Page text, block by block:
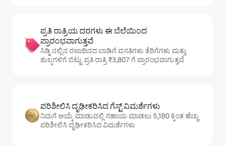
ಪ್ರತಿ ರಾತ್ರಿಯ ದರಗಳು ಈ ಬೆಲೆಯಿಂದ
ಪ್ರಾರಂಭವಾಗುತ್ತವೆ
ಸಿಡ್ನಿ ನಲ್ಲಿನ ರಜಾದಿನದ ಬಾಡಿಗೆ ವಸತಿಗಳು ತೆರಿಗೆಗಳು ಮತ್ತು
ಶುಲ್ಕಗಳಿಗೆ ಬಿಟ್ಟು ಪ್ರತಿ ರಾತ್ರಿ ₹3,807 ಗೆ ಪ್ರಾರಂಭವಾಗುತ್ತವೆ
ಪರಿಶೀಲಿಸಿ ದೃಢೀಕರಿಸಿದ ಗೆಸ್ಟ್ ವಿಮರ್ಶೆಗಳು
ನಿಮಗೆ ಆಯ್ಕೆ ಮಾಡುವಲ್ಲಿ ಸಹಾಯ ಮಾಡಲು 5,180 ಕ್ಕಿಂತ ಹೆಚ್ಚು
ಪರಿಶೀಲಿಸಿ ದೃಢೀಕರಿಸಿದ ವಿಮರ್ಶೆಗಳು